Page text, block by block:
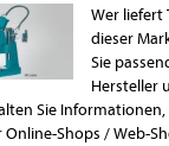
Wer liefert
dieser
Sie
Hersteller
Sie Informationen,
Shops / Web-